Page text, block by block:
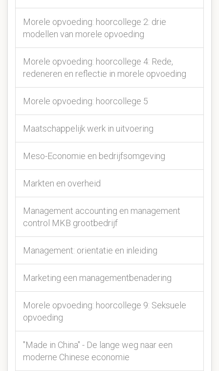
Morele opvoeding: hoorcollege 2: drie
modellen van morele opvoeding
Morele opvoeding: hoorcollege 4: Rede,
redeneren en reflectie in morele opvoeding
Morele opvoeding: hoorcollege 5
Maatschappelijk werk in uitvoering
Meso-Economie en bedrijfsomgeving
Markten en overheid
Management accounting en management
control MKB grootbedrijf
Management: orientatie en inleiding
Marketing een managementbenadering
Morele opvoeding: hoorcollege 9: Seksuele
opvoeding
"Made in China" - De lange weg naar een
moderne Chinese economie